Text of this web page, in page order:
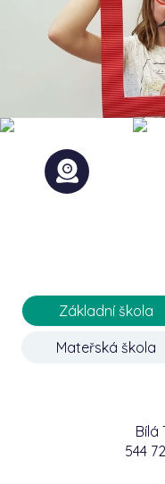
Základní škola
Mateřská škola
Bílá
544